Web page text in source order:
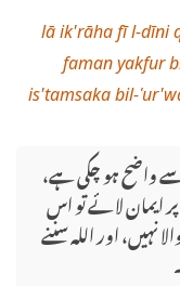
lā ik'rāha fī l-dīni
faman yakfur
is'tamsaka bil-
سے واضح ہو چکی ہے،
ایمان لائے تو اس
نہیں، اور اللہ سننے